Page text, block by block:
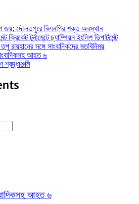
জয়; দৌলতপুরে বিএনপির শক্ত অবস্থান
ক্রিকেট টুর্নামেন্টে চ্যাম্পিয়ন ইংলিশ ডিপার্টমেন্ট
রায়হানের সঙ্গে সাংবাদিকদের মতবিনিময়
আহত ৬
শ্রদ্ধাঞ্জলি
আহত ৬